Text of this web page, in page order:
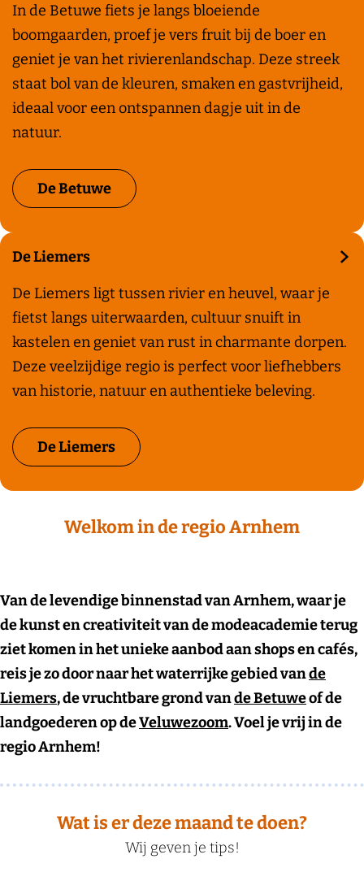
e
n
D
e
B
e
t
u
e
In de Betuwe fiets je langs bloeiende
boomgaarden, proef je vers fruit bij de boer en
geniet je van het rivierenlandschap. Deze streek
staat bol van de kleuren, smaken en gastvrijheid,
ideaal voor een ontspannen dagje uit in de
natuur.
De Betuwe
De Liemers
D
e
L
i
e
e
r
s
De Liemers ligt tussen rivier en heuvel, waar je
fietst langs uiterwaarden, cultuur snuift in
kastelen en geniet van rust in charmante dorpen.
Deze veelzijdige regio is perfect voor liefhebbers
van historie, natuur en authentieke beleving.
De Liemers
Welkom in de regio Arnhem
Van de levendige binnenstad van Arnhem, waar je
de kunst en creativiteit van de modeacademie terug
ziet komen in het unieke aanbod aan shops en cafés,
reis je zo door naar het waterrijke gebied vande
Liemers, de vruchtbare grond vande Betuweof de
landgoederen op deVeluwezoom. Voel je vrij in de
regio Arnhem!
Wat is er deze maand te doen?
Wij geven je tips!